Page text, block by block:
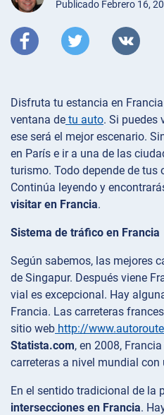
Publicado Febrero 16,
Disfruta tu estancia en
ventana de tu auto. Si puedes
ese será el mejor escenario.
en París e ir a una de las
turismo. Todo depende de tus
Continúa leyendo y
visitar en Francia.
Sistema de tráfico en Francia
Según sabemos, las mejores
de Singapur. Después viene
vial es excepcional. Hay
Francia. Las carreteras
sitio web http://
Statista.com, en 2008,
carreteras a nivel mundial
En el sentido tradicional de la
intersecciones en Francia.